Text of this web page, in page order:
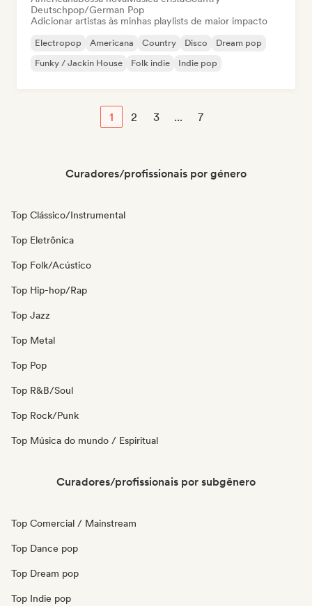
Deutschpop/German Pop
Adicionar artistas às minhas playlists de maior impacto
Electropop Americana Country Disco
Dream pop
Funky / Jackin House
Folk indie Indie pop
1 2 3 ... 7
Curadores/profissionais por género
Top Clássico/Instrumental
Top Eletrônica
Top Folk/Acústico
Top Hip-hop/Rap
Top Jazz
Top Metal
Top Pop
Top R&B/Soul
Top Rock/Punk
Top Música do mundo / Espiritual
Curadores/profissionais por subgênero
Top Comercial / Mainstream
Top Dance pop
Top Dream pop
Top Indie pop